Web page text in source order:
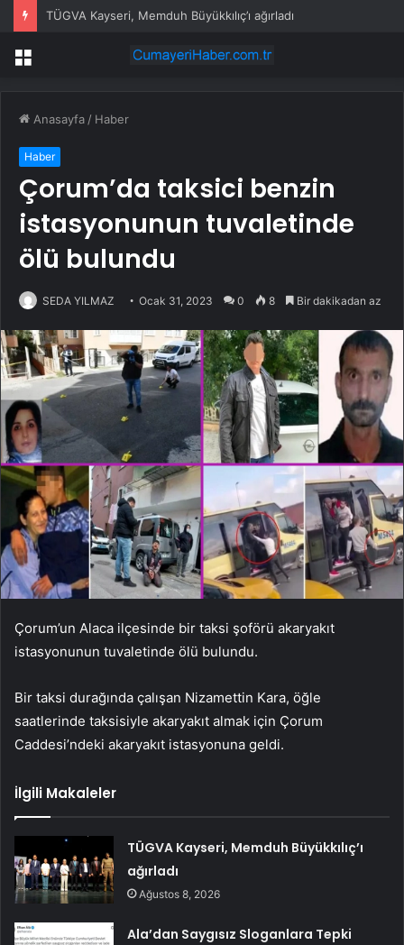
TÜGVA Kayseri, Memduh Büyükkılıç’ı ağırladı
Menü
Anasayfa / Haber
Haber
Çorum’da taksici benzin
istasyonunun tuvaletinde
ölü bulundu
SEDA YILMAZ Ocak 31, 2023 0 8 Bir dakikadan az
Çorum’un Alaca ilçesinde bir taksi şoförü akaryakıt
istasyonunun tuvaletinde ölü bulundu.
Bir taksi durağında çalışan Nizamettin Kara, öğle
saatlerinde taksisiyle akaryakıt almak için Çorum
Caddesi’ndeki akaryakıt istasyonuna geldi.
İlgili Makaleler
TÜGVA Kayseri, Memduh Büyükkılıç’ı
ağırladı
Ağustos 8, 2026
Ala’dan Saygısız Sloganlara Tepki